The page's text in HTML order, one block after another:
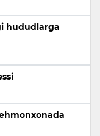
hududlarga